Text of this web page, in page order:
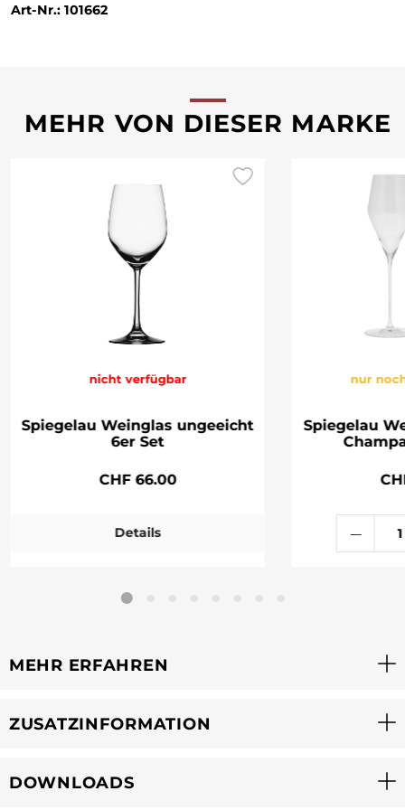
Art-Nr.: 101662
MEHR VON DIESER MARKE
nicht verfügbar
Spiegelau Weinglas ungeeicht
6er Set
CHF 66.00
Details
nur
Spiegelau
MEHR ERFAHREN
ZUSATZINFORMATION
DOWNLOADS